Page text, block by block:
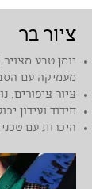
ציור בר
מעמיקה עם
ציור ציפורים,
חידוד ועידון
היכרות עם